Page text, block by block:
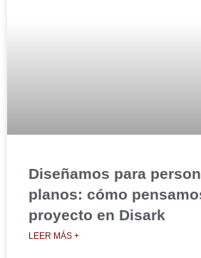
Diseñamos para
planos: cómo
proyecto en Disark
LEER MÁS +